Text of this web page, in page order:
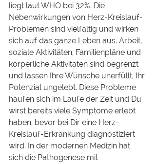
liegt laut WHO bei 32%. Die
Nebenwirkungen von Herz-Kreislauf-
Problemen sind vielfältig und wirken
sich auf das ganze Leben aus. Arbeit,
soziale Aktivitäten, Familienpläne und
körperliche Aktivitäten sind begrenzt
und lassen Ihre Wünsche unerfüllt, Ihr
Potenzial ungelebt. Diese Probleme
häufen sich im Laufe der Zeit und Du
wirst bereits viele Symptome erlebt
haben, bevor bei Dir eine Herz-
Kreislauf-Erkrankung diagnostiziert
wird. In der modernen Medizin hat
sich die Pathogenese mit